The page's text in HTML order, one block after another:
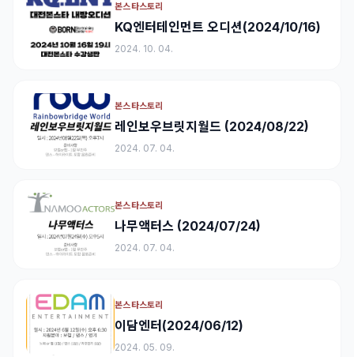
본스타스토리
KQ엔터테인먼트 오디션(2024/10/16)
2024. 10. 04.
본스타스토리
레인보우브릿지월드 (2024/08/22)
2024. 07. 04.
본스타스토리
나무액터스 (2024/07/24)
2024. 07. 04.
본스타스토리
이담엔터(2024/06/12)
2024. 05. 09.